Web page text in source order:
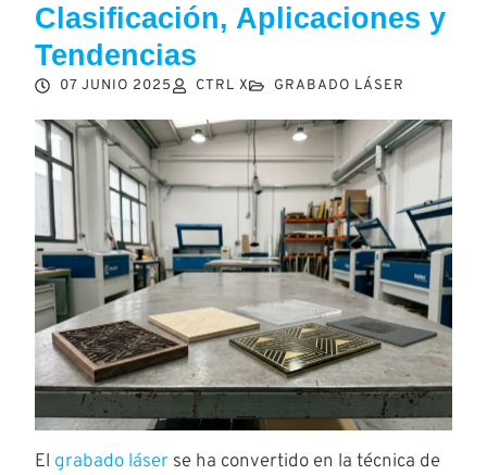
Clasificación, Aplicaciones y
Tendencias
07 JUNIO 2025 CTRL X GRABADO LÁSER
El grabado láser se ha convertido en la técnica de